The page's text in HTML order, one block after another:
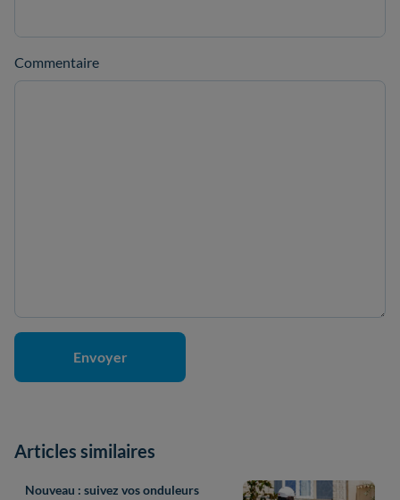
Commentaire
Articles similaires
Nouveau : suivez vos onduleurs